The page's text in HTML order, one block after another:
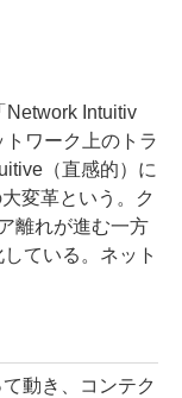
Intuitiv
ワーク上のトラ
（直感的）に
変革という。ク
離れが進む一方
ている。ネット
動き、コンテク